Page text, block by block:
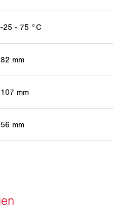
-25 - 75 °C
82 mm
107 mm
56 mm